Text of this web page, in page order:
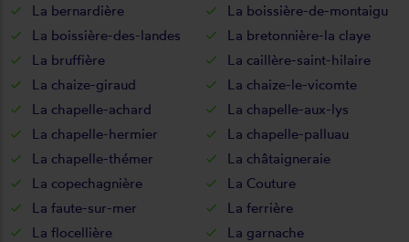
La bernardière
La boissière-de-montaigu
La boissière-des-landes
La bretonnière-la claye
La bruffière
La caillère-saint-hilaire
La chaize-giraud
La chaize-le-vicomte
La chapelle-achard
La chapelle-aux-lys
La chapelle-hermier
La chapelle-palluau
La chapelle-thémer
La châtaigneraie
La copechagnière
La Couture
La faute-sur-mer
La ferrière
La flocellière
La garnache